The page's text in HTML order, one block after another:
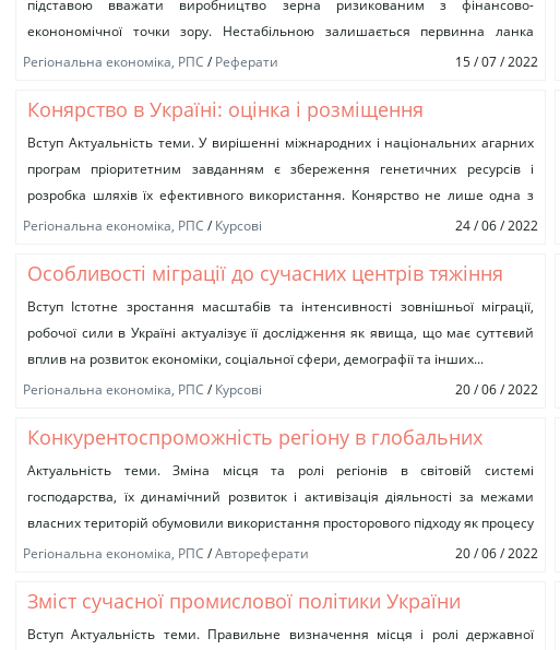
підставою вважати виробництво зерна ризикованим з фінансово-
еконономічної точки зору. Нестабільною залишається первинна ланка
зернового господарства, галузь пропонує ринку...
Регіональна економіка, РПС /Реферати 15 / 07 / 2022
Конярство в Україні: оцінка і розміщення
Вступ Актуальність теми. У вирішенні міжнародних і національних агарних
програм пріоритетним завданням є збереження генетичних ресурсів і
розробка шляхів їх ефективного використання. Конярство не лише одна з
традиційних галузей...
Регіональна економіка, РПС /Курсові 24 / 06 / 2022
Особливості міграції до сучасних центрів тяжіння
робочої сили та тенденції її розвитку (2006 — 2012
рр.)
Вступ Істотне зростання масштабів та інтенсивності зовнішньої міграції,
робочої сили в Україні актуалізує її дослідження як явища, що має суттєвий
вплив на розвиток економіки, соціальної сфери, демографії та інших...
Регіональна економіка, РПС /Курсові 20 / 06 / 2022
Конкурентоспроможність регіону в глобальних
умовах взаємовпливів просторово-економічних
систем
Актуальність теми. Зміна місця та ролі регіонів в світовій системі
господарства, їх динамічний розвиток і активізація діяльності за межами
власних територій обумовили використання просторового підходу як процесу
взаємодії та...
Регіональна економіка, РПС /Автореферати 20 / 06 / 2022
Зміст сучасної промислової політики України
Вступ Актуальність теми. Правильне визначення місця і ролі державної